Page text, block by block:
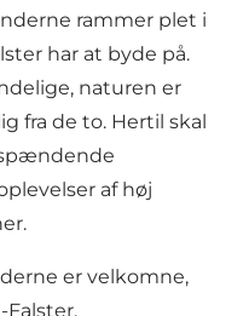
rammer plet i
har at byde på.
naturen er
fra de to. Hertil skal
af høj
er velkomne,
Falster.